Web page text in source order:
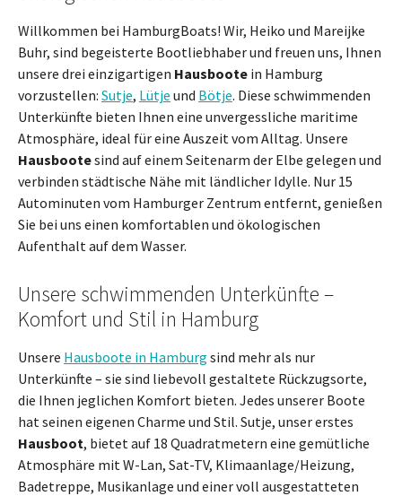
Willkommen bei HamburgBoats! Wir, Heiko und Mareijke
Buhr, sind begeisterte Bootliebhaber und freuen uns, Ihnen
unsere drei einzigartigen Hausboote in Hamburg
vorzustellen: Sutje, Lütje und Bötje. Diese schwimmenden
Unterkünfte bieten Ihnen eine unvergessliche maritime
Atmosphäre, ideal für eine Auszeit vom Alltag. Unsere
Hausbootesind auf einem Seitenarm der Elbe gelegen und
verbinden städtische Nähe mit ländlicher Idylle. Nur 15
Autominuten vom Hamburger Zentrum entfernt, genießen
Sie bei uns einen komfortablen und ökologischen
Aufenthalt auf dem Wasser.
Unsere schwimmenden Unterkünfte –
Komfort und Stil in Hamburg
Unsere Hausboote in Hamburg sind mehr als nur
Unterkünfte – sie sind liebevoll gestaltete Rückzugsorte,
die Ihnen jeglichen Komfort bieten. Jedes unserer Boote
hat seinen eigenen Charme und Stil. Sutje, unser erstes
Hausboot, bietet auf 18 Quadratmetern eine gemütliche
Atmosphäre mit W-Lan, Sat-TV, Klimaanlage/Heizung,
Badetreppe, Musikanlage und einer voll ausgestatteten